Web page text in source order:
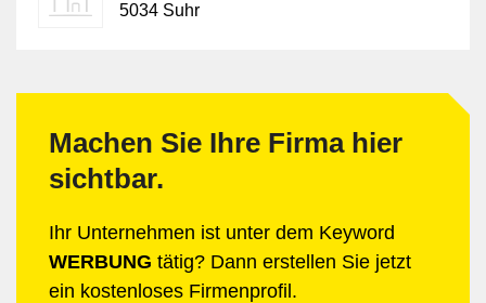
5034 Suhr
Machen Sie Ihre Firma hier
sichtbar.
Ihr Unternehmen ist unter dem Keyword
WERBUNG tätig? Dann erstellen Sie jetzt
ein kostenloses Firmenprofil.